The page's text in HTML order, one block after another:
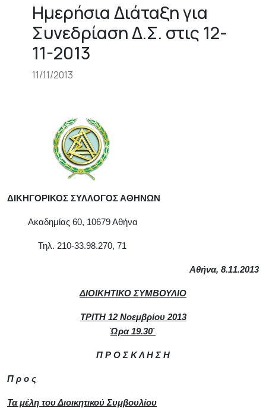
Ημερήσια Διάταξη για
Συνεδρίαση Δ.Σ. στις 12-
11-2013
11/11/2013
ΔΙΚΗΓΟΡΙΚΟΣ ΣΥΛΛΟΓΟΣ ΑΘΗΝΩΝ
Ακαδημίας 60, 10679 Αθήνα
Τηλ. 210-33.98.270, 71
Αθήνα, 8.11.2013
ΔΙΟΙΚΗΤΙΚΟ ΣΥΜΒΟΥΛΙΟ
ΤΡΙΤΗ 12 Νοεμβρίου 2013
Ώρα 19.30΄
Π Ρ Ο Σ Κ Λ Η Σ Η
Π ρ ο ς
Τα μέλη του Διοικητικού Συμβουλίου